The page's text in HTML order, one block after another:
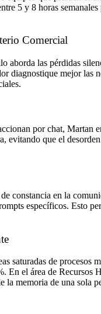
5 y 8 horas
Comercial
aborda las pérdidas
diagnostique mejor las
por chat,
evitando que el
constancia en la
específicos. Esto
saturadas de
En el área de
la memoria de una sola